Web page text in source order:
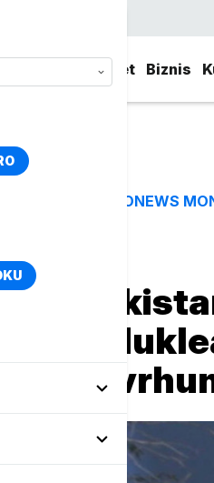
Svet Biznis
TAGOVI EURONEWS
da